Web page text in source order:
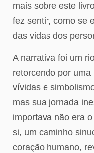
mais sobre este
fez sentir, como se
das vidas dos
A narrativa foi um
retorcendo por
vívidas e
mas sua jornada
importava não era
si, um caminho
coração humano,